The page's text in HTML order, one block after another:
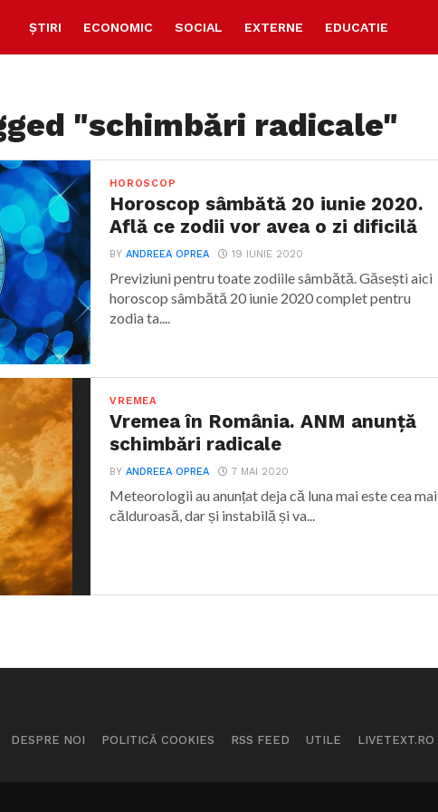
ȘTIRI ECONOMIC SOCIAL EXTERNE EDUCATIE
"schimbări radicale"
HOROSCOP
Horoscop sâmbătă 20 iunie 2020.
Află ce zodii vor avea o zi dificilă
BYANDREEA OPREA 19 IUNIE 2020
Previziuni pentru toate zodiile sâmbătă. Găsești aici
horoscop sâmbătă 20 iunie 2020 complet pentru
zodia ta....
VREMEA
Vremea în România. ANM anunță
schimbări radicale
BYANDREEA OPREA 7 MAI 2020
Meteorologii au anunțat deja că luna mai este cea mai
călduroasă, dar și instabilă și va...
DESPRE NOI POLITICĂ COOKIES RSS FEED UTILE LIVETEXT.RO